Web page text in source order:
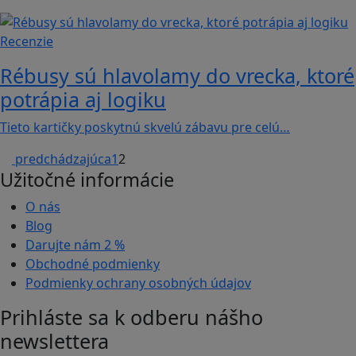
Recenzie
Rébusy sú hlavolamy do vrecka, ktoré
potrápia aj logiku
Tieto kartičky poskytnú skvelú zábavu pre celú…
predchádzajúca12
Užitočné informácie
O nás
Blog
Darujte nám 2 %
Obchodné podmienky
Podmienky ochrany osobných údajov
Prihláste sa k odberu nášho
newslettera